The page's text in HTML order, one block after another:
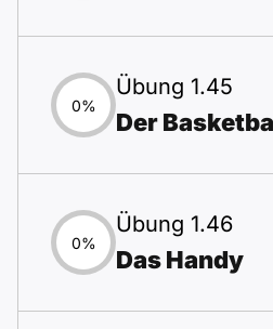
0%
Übung 1.45
Der
0%
Übung 1.46
Das Handy